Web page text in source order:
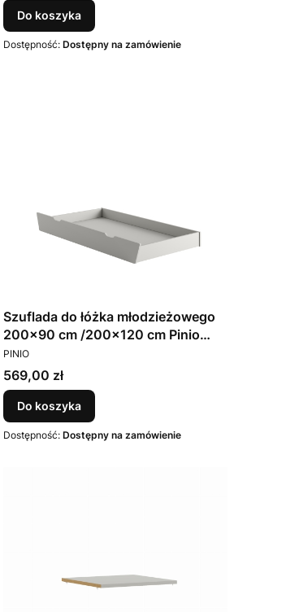
Do koszyka
Dostępność: Dostępny na zamówienie
Szuflada do łóżka młodzieżowego
200x90 cm /200x120 cm Pinio
Swing - Kolor Szary
PRODUCENT
PINIO
Cena
569,00 zł
Do koszyka
Dostępność: Dostępny na zamówienie